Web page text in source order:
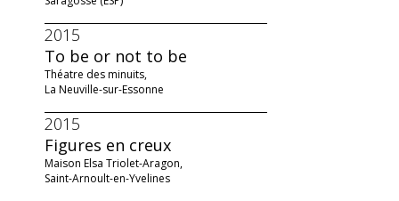
2015
To be or not to be
Théatre des minuits,
La Neuville-sur-Essonne
2015
Figures en creux
Maison Elsa Triolet-Aragon,
Saint-Arnoult-en-Yvelines